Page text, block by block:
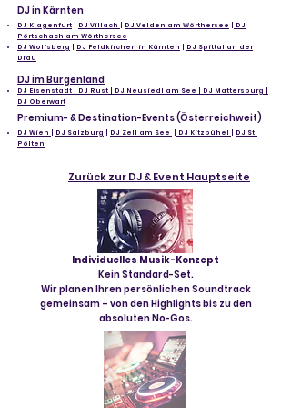
DJ in Kärnten
DJ Klagenfurt DJ Villach DJ Velden am Wörthersee
DJ
Pörtschach am Wörthersee
DJ Wolfsberg
DJ Feldkirchen in Kärnten
DJ Spittal an der
Drau
DJ im Burgenland
DJ Eisenstadt | DJ Rust | DJ Neusiedl am See | DJ Mattersburg |
DJ Oberwart
Premium- & Destination-Events (Österreichweit)
DJ Wien DJ Salzburg DJ Zell am See DJ Kitzbühel
DJ St.
Pölten
Zurück zur DJ & Event Hauptseite
Individuelles Musik-Konzept
Kein Standard-Set.
Wir planen Ihren persönlichen Soundtrack
gemeinsam – von den Highlights bis zu den
absoluten No-Gos.